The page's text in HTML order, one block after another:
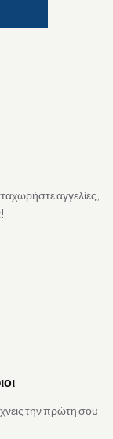
αγγελίες,
την πρώτη σου